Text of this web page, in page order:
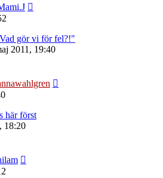
gör vi för fel?!"
2011, 19:40
här först
18:20